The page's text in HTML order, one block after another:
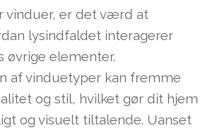
vinduer, er det værd at
lysindfaldet interagerer
øvrige elementer.
af vinduetyper kan fremme
og stil, hvilket gør dit hjem
og visuelt tiltalende. Uanset